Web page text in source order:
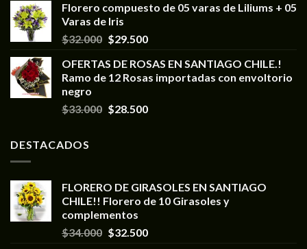
Florero compuesto de 05 varas de Liliums + 05
Varas de Iris
$32.000 $29.500
OFERTAS DE ROSAS EN SANTIAGO CHILE.!
Ramo de 12 Rosas importadas con envoltorio
negro
$33.000 $28.500
DESTACADOS
FLORERO DE GIRASOLES EN SANTIAGO
CHILE!! Florero de 10 Girasoles y
complementos
$34.000 $32.500